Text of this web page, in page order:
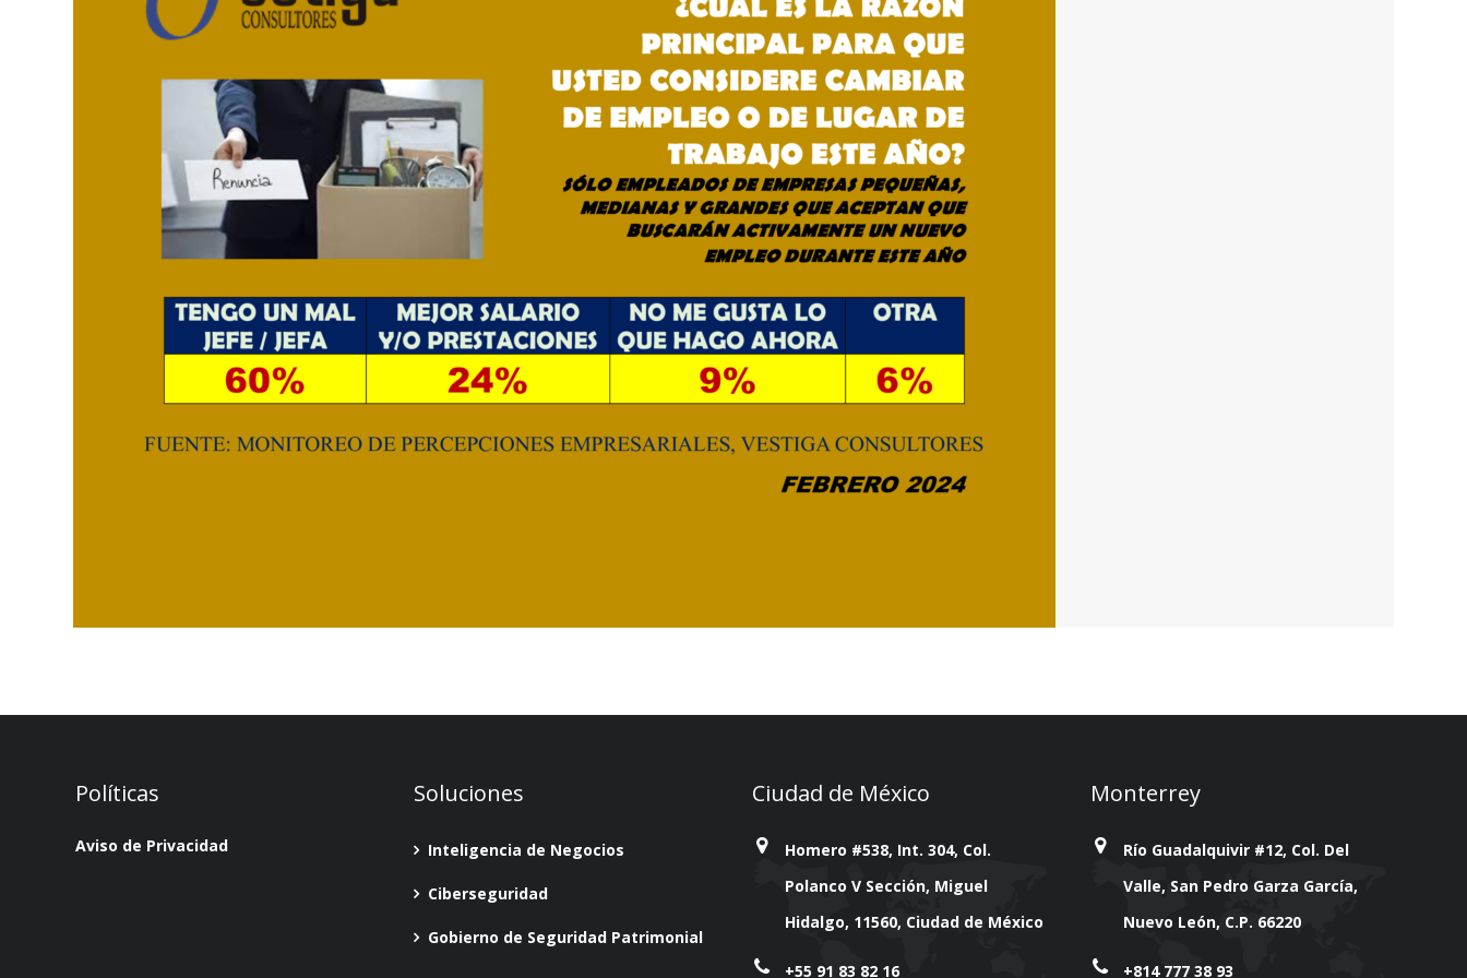
Políticas
Aviso de Privacidad
Soluciones
Inteligencia de Negocios
Ciberseguridad
Gobierno de Seguridad Patrimonial
Ciudad de México
Homero #538, Int. 304, Col.
Polanco V Sección, Miguel
Hidalgo, 11560, Ciudad de México
+55 91 83 82 16
Monterrey
Río Guadalquivir #12, Col. Del
Valle, San Pedro Garza García,
Nuevo León, C.P. 66220
+814 777 38 93